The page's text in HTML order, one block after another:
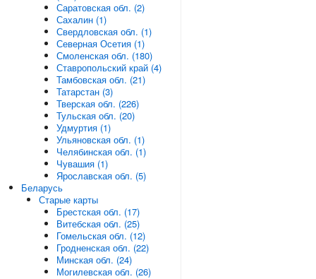
Саратовская обл. (2)
Сахалин (1)
Свердловская обл. (1)
Северная Осетия (1)
Смоленская обл. (180)
Ставропольский край (4)
Тамбовская обл. (21)
Татарстан (3)
Тверская обл. (226)
Тульская обл. (20)
Удмуртия (1)
Ульяновская обл. (1)
Челябинская обл. (1)
Чувашия (1)
Ярославская обл. (5)
Беларусь
Старые карты
Брестская обл. (17)
Витебская обл. (25)
Гомельская обл. (12)
Гродненская обл. (22)
Минская обл. (24)
Могилевская обл. (26)